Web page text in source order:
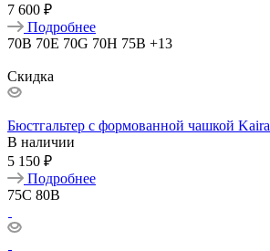
7 600 ₽
Подробнее
70B 70E 70G 70H 75B +13
Скидка
Бюстгальтер с формованной чашкой Kaira
В наличии
5 150 ₽
Подробнее
75C 80B